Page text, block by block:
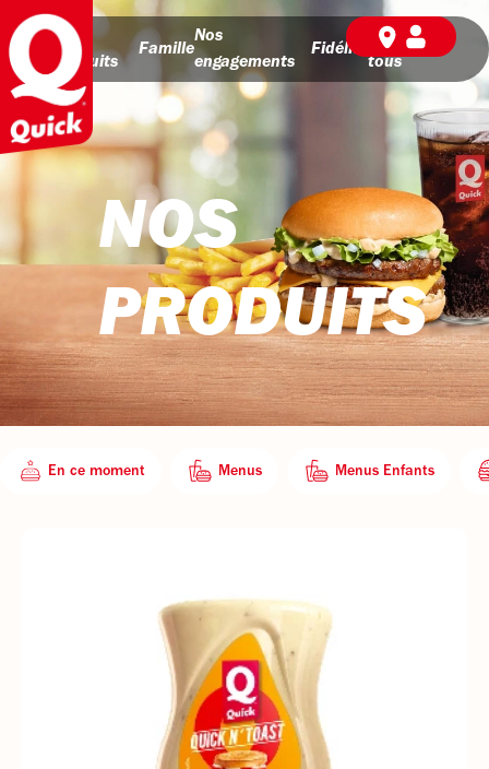
Nos
produits
Famille
Nos
engagements
Fidélité
BD pour
tous
NOS
PRODUITS
En ce moment Menus Menus Enfants